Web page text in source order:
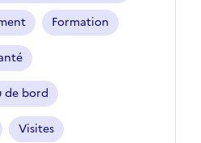
Formation
de bord
Visites